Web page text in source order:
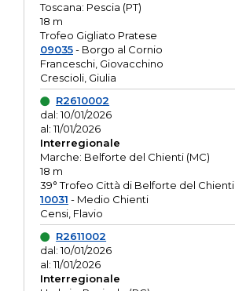
Toscana: Pescia (PT)
18 m
Trofeo Gigliato Pratese
09035- Borgo al Cornio
Franceschi, Giovacchino
Crescioli, Giulia
R2610002
dal: 10/01/2026
al: 11/01/2026
Interregionale
Marche: Belforte del Chienti (MC)
18 m
39° Trofeo Città di Belforte del Chienti.
10031 - Medio Chienti
Censi, Flavio
R2611002
dal: 10/01/2026
al: 11/01/2026
Interregionale